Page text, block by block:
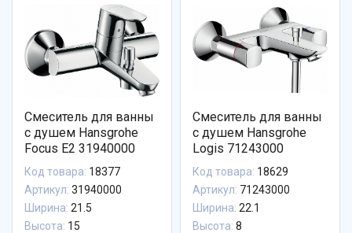
Смеситель для ванны
с душем Hansgrohe
Focus E2 31940000
Код товара: 18377
Артикул: 31940000
Ширина: 21.5
Высота: 15
Смеситель для ванны
с душем Hansgrohe
Logis 71243000
Код товара: 18629
Артикул: 71243000
Ширина: 22.1
Высота: 8